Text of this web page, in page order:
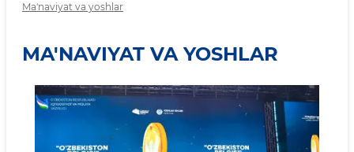
Ma'naviyat va yoshlar
MA'NAVIYAT VA YOSHLAR